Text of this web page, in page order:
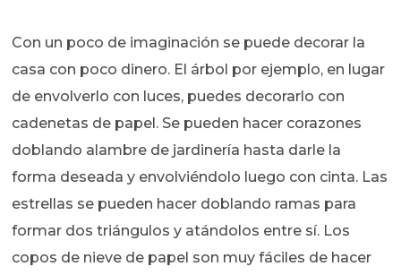
Con un poco de imaginación se puede decorar la
casa con poco dinero. El árbol por ejemplo, en lugar
de envolverlo con luces, puedes decorarlo con
cadenetas de papel. Se pueden hacer corazones
doblando alambre de jardinería hasta darle la
forma deseada y envolviéndolo luego con cinta. Las
estrellas se pueden hacer doblando ramas para
formar dos triángulos y atándolos entre sí. Los
copos de nieve de papel son muy fáciles de hacer